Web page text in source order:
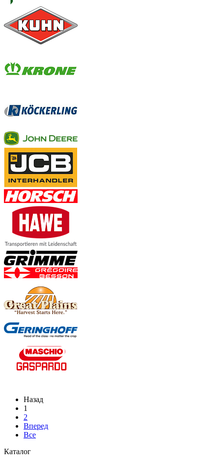
Назад
1
2
Вперед
Все
Каталог